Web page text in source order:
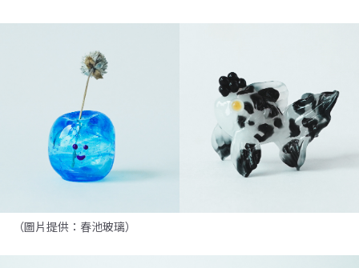
（圖片提供：春池玻璃）